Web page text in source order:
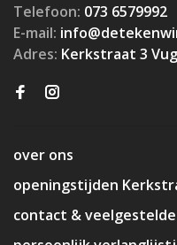
Telefoon: 073 6579992
E-mail:
Adres: Kerkstraat 3
over ons
openingstijden
contact &